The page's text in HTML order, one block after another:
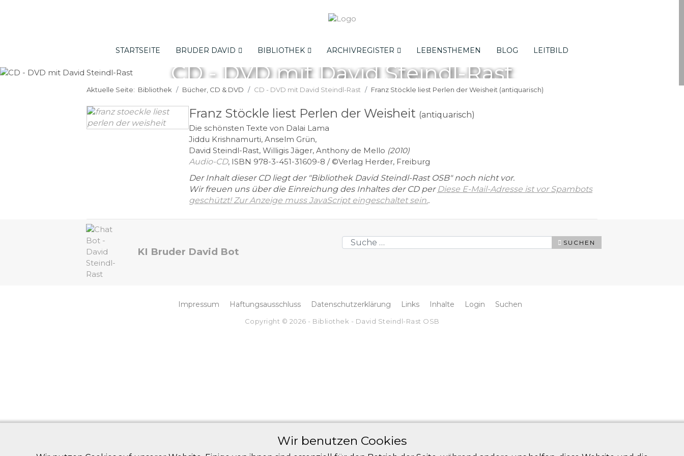
STARTSEITE BRUDER DAVID BIBLIOTHEK ARCHIVREGISTER LEBENSTHEMEN BLOG LEITBILD
CD - DVD mit David Steindl-Rast
Aktuelle Seite: Bibliothek Bücher, CD & DVD CD - DVD mit David Steindl-Rast Franz Stöckle liest Perlen der Weisheit (antiquarisch)
Franz Stöckle liest Perlen der Weisheit (antiquarisch)
Die schönsten Texte von Dalai Lama
Jiddu Krishnamurti, Anselm Grün,
David Steindl-Rast, Willigis Jäger, Anthony de Mello (2010)
Audio-CD, ISBN 978-3-451-31609-8 / ©Verlag Herder, Freiburg
Der Inhalt dieser CD liegt der "Bibliothek David Steindl-Rast OSB" noch nicht vor.
Wir freuen uns über die Einreichung des Inhaltes der CD per Diese E-Mail-Adresse ist vor Spambots
geschützt! Zur Anzeige muss JavaScript eingeschaltet sein..
KI Bruder David Bot
Suchen SUCHEN
Impressum Haftungsausschluss Datenschutzerklärung Links Inhalte Login Suchen
Copyright © 2026 - Bibliothek - David Steindl-Rast OSB
Wir benutzen Cookies